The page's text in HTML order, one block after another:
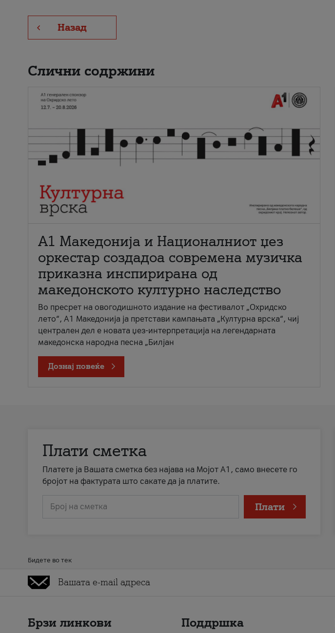
Назад
Слични содржини
А1 Македонија и Националниот џез
оркестар создадоа современа музичка
приказна инспирирана од
македонското културно наследство
Во пресрет на овогодишното издание на фестивалот „Охридско
лето“, А1 Македонија ја претстави кампањата „Културна врска“, чиј
централен дел е новата џез-интерпретација на легендарната
македонска народна песна „Билјан
Дознај повеќе
Плати сметка
Платете ја Вашата сметка без најава на Мојот А1, само внесете го
бројот на фактурата што сакате да ја платите.
Број на сметка Плати
Бидете во тек
Брзи линкови Поддршка